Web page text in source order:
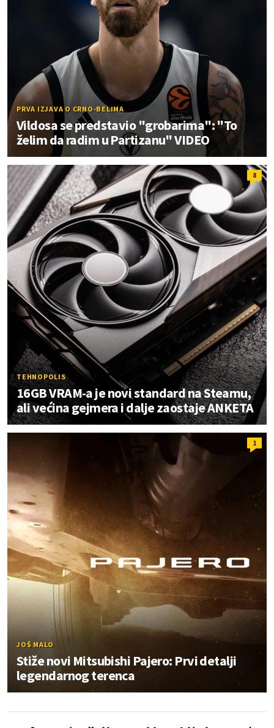
PRVA IZJAVA O CRNO-BELIMA
Vildosa se predstavio "grobarima": "To
želim da radim u Partizanu" VIDEO
8
TEHNOPOLIS
16GB VRAM-a je novi standard na Steamu,
ali većina gejmera i dalje zaostaje ANKETA
1
JOŠ MALO
Stiže novi Mitsubishi Pajero: Prvi detalji
legendarnog terenca